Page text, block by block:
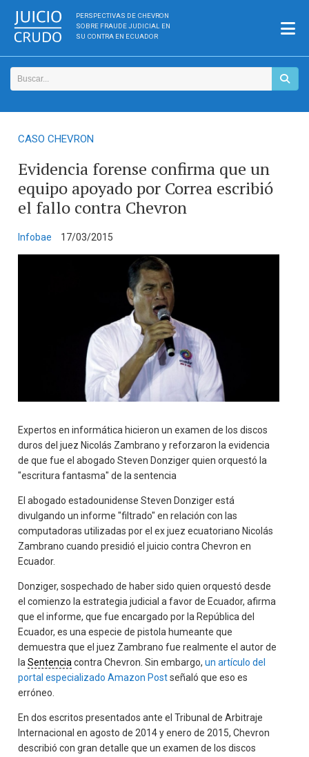
PERSPECTIVAS DE CHEVRON
SOBRE FRAUDE JUDICIAL EN
SU CONTRA EN ECUADOR
CASO CHEVRON
Evidencia forense confirma que un
equipo apoyado por Correa escribió
el fallo contra Chevron
Infobae 17/03/2015
Expertos en informática hicieron un examen de los discos
duros del juez Nicolás Zambrano y reforzaron la evidencia
de que fue el abogado Steven Donziger quien orquestó la
"escritura fantasma" de la sentencia
El abogado estadounidense Steven Donziger está
divulgando un informe "filtrado" en relación con las
computadoras utilizadas por el ex juez ecuatoriano Nicolás
Zambrano cuando presidió el juicio contra Chevron en
Ecuador.
Donziger, sospechado de haber sido quien orquestó desde
el comienzo la estrategia judicial a favor de Ecuador, afirma
que el informe, que fue encargado por la República del
Ecuador, es una especie de pistola humeante que
demuestra que el juez Zambrano fue realmente el autor de
laSentencia contra Chevron. Sin embargo,un artículo del
portal especializado Amazon Postseñaló que eso es
erróneo.
En dos escritos presentados ante el Tribunal de Arbitraje
Internacional en agosto de 2014 y enero de 2015, Chevron
describió con gran detalle que un examen de los discos